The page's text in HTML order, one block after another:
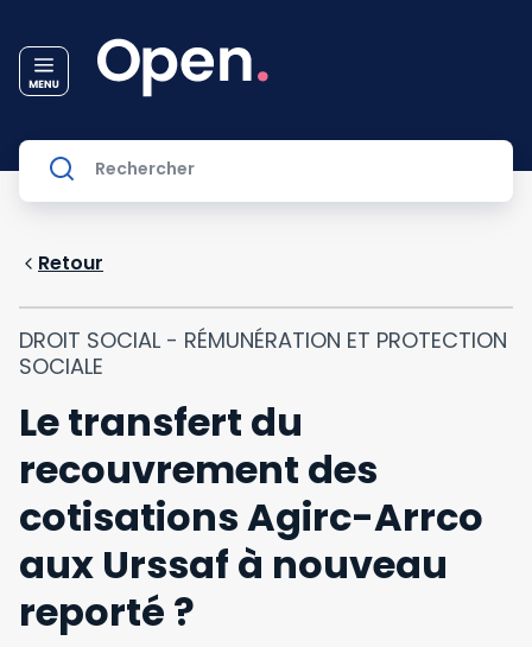
Retour
DROIT SOCIAL - RÉMUNÉRATION ET PROTECTION
SOCIALE
Le transfert du
recouvrement des
cotisations Agirc-Arrco
aux Urssaf à nouveau
reporté ?